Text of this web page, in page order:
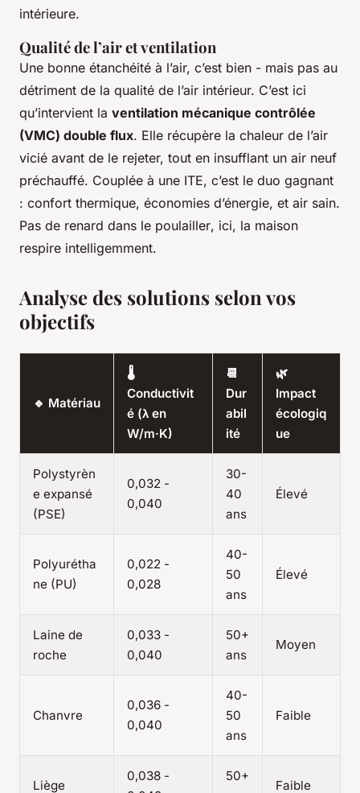
intérieure.
Qualité de l’air et ventilation
Une bonne étanchéité à l’air, c’est bien - mais pas au
détriment de la qualité de l’air intérieur. C’est ici
qu’intervient la ventilation mécanique contrôlée
(VMC) double flux. Elle récupère la chaleur de l’air
vicié avant de le rejeter, tout en insufflant un air neuf
préchauffé. Couplée à une ITE, c’est le duo gagnant
: confort thermique, économies d’énergie, et air sain.
Pas de renard dans le poulailler, ici, la maison
respire intelligemment.
Analyse des solutions selon vos
objectifs
🔹 Matériau
🌡️
Conductivit
é (λ en
W/m·K)
📆
Dur
abil
ité
🌿
Impact
écologiq
ue
Polystyrèn
e expansé
(PSE)
0,032 -
0,040
30-
40
ans
Élevé
Polyurétha
ne (PU)
0,022 -
0,028
40-
50
ans
Élevé
Laine de
roche
0,033 -
0,040
50+
ans
Moyen
Chanvre
0,036 -
0,040
40-
50
ans
Faible
Liège
0,038 -
50+
Faible